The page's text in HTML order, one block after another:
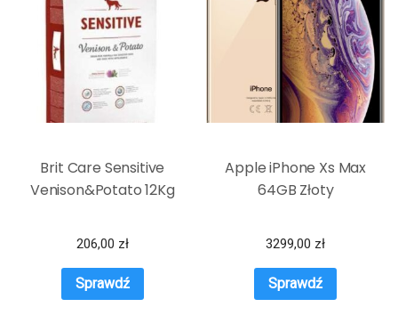
Brit Care Sensitive
Venison&Potato 12Kg
206,00 zł
Sprawdź
Apple iPhone Xs Max
64GB Złoty
3299,00 zł
Sprawdź